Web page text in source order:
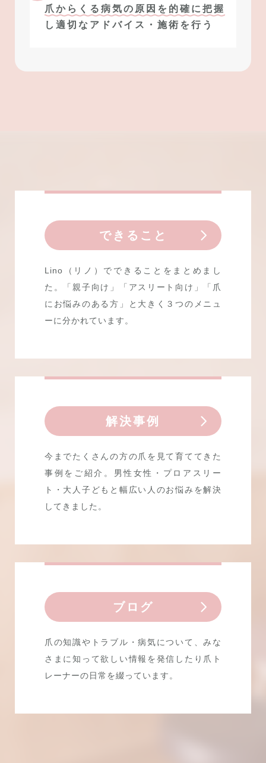
爪からくる病気の原因を的確に把握
し 適切なアドバイス・施術を行う
できること
Lino（リノ）でできることをまとめまし
た。「親子向け」「アスリート向け」「爪
にお悩みのある方」と大きく３つのメニュ
ーに分かれています。
解決事例
今までたくさんの方の爪を見て育ててきた
事例をご紹介。男性女性・プロアスリー
ト・大人子どもと幅広い人のお悩みを解決
してきました。
ブログ
爪の知識やトラブル・病気について、みな
さまに知って欲しい情報を発信したり爪ト
レーナーの日常を綴っています。